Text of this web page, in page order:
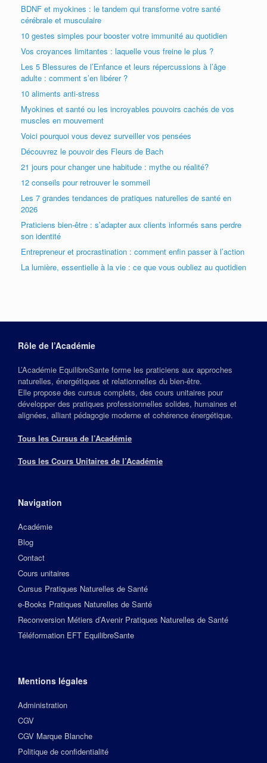
BDNF et myokines : le tandem qui transforme votre santé
cérébrale et musculaire
10 gestes simples pour booster votre immunité au quotidien
Vos croyances limitantes : laquelle vous freine le plus ?
Les 5 Blessures de l’Enfance et leurs répercussions à l’âge
adulte : comment s’en libérer ?
10 aliments anti-stress
Myokines et santé ou les incroyables pouvoirs cachés de vos
muscles en mouvement
Voici pourquoi vous devez surveiller vos pensées
Découvrez le pouvoir des Fleurs de Bach
21 jours pour changer une habitude : mythe ou réalité?
12 conseils pour retrouver le sommeil
Les 7 grandes tendances de pratiques naturelles de santé en
2026
Praticiens bien-être : s’adapter aux clients informés sans perdre
son identité
Entrepreneur et procrastination : comment enfin passer à l’action
La lumière, essentielle à la vie : ce que vous oubliez au quotidien
Rôle de l’Académie
L’Académie EquilibreSante forme les praticiens aux approches
naturelles, énergétiques et relationnelles du bien‑être.
Elle propose des cursus complets, des cours unitaires pour
développer des pratiques professionnelles solides, humaines et
alignées, alliant pédagogie moderne et cohérence énergétique.
Tous les Cursus de l’Académie
Tous les Cours Unitaires de l’Académie
Navigation
Académie
Blog
Contact
Cours unitaires
Cursus Pratiques Naturelles de Santé
e-Books Pratiques Naturelles de Santé
Reconversion Métiers d’Avenir Pratiques Naturelles de Santé
Téléformation EFT EquilibreSante
Mentions légales
Administration
CGV
CGV Marque Blanche
Politique de confidentialité